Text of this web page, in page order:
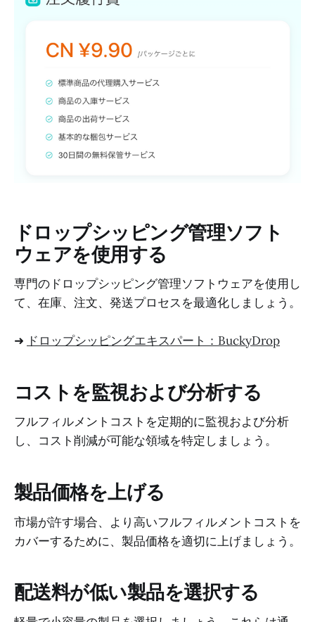
ドロップシッピング管理ソフト
ウェアを使用する
専門のドロップシッピング管理ソフトウェアを使用し
て、在庫、注文、発送プロセスを最適化しましょう。
➜ ドロップシッピングエキスパート：BuckyDrop
コストを監視および分析する
フルフィルメントコストを定期的に監視および分析
し、コスト削減が可能な領域を特定しましょう。
製品価格を上げる
市場が許す場合、より高いフルフィルメントコストを
カバーするために、製品価格を適切に上げましょう。
配送料が低い製品を選択する